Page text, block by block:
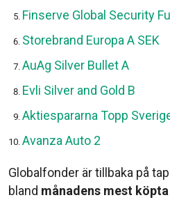
Finserve Global Security
Storebrand Europa A SEK
AuAg Silver Bullet A
Evli Silver and Gold B
Aktiespararna Topp
Avanza Auto 2
Globalfonder är tillbaka på
bland månadens mest